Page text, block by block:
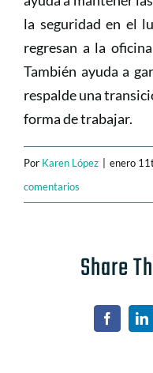
la seguridad en el
regresan a la
También ayuda a
respalde una
forma de trabajar.
Por Karen López enero
comentarios
Share
Facebook